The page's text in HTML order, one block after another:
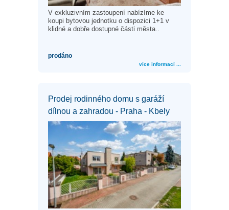
V exkluzivním zastoupení nabízíme ke
koupi bytovou jednotku o dispozici 1+1 v
klidné a dobře dostupné části města..
prodáno
více informací ...
Prodej rodinného domu s garáží
dílnou a zahradou - Praha - Kbely